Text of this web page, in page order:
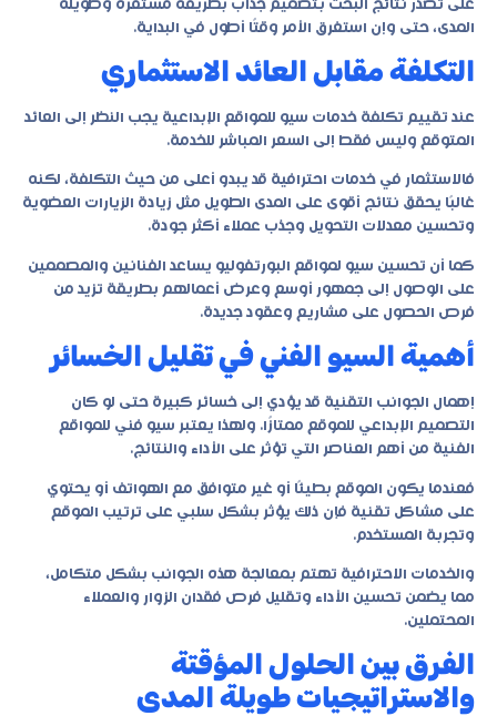
على تصدر نتائج البحث بتصميم جذاب بطريقة مستقرة وطويلة
المدى، حتى وإن استغرق الأمر وقتًا أطول في البداية.
التكلفة مقابل العائد الاستثماري
عند تقييم تكلفة خدمات سيو للمواقع الإبداعية يجب النظر إلى العائد
المتوقع وليس فقط إلى السعر المباشر للخدمة.
فالاستثمار في خدمات احترافية قد يبدو أعلى من حيث التكلفة، لكنه
غالبًا يحقق نتائج أقوى على المدى الطويل مثل زيادة الزيارات العضوية
وتحسين معدلات التحويل وجذب عملاء أكثر جودة.
كما أن تحسين سيو لمواقع البورتفوليو يساعد الفنانين والمصممين
على الوصول إلى جمهور أوسع وعرض أعمالهم بطريقة تزيد من
فرص الحصول على مشاريع وعقود جديدة.
أهمية السيو الفني في تقليل الخسائر
إهمال الجوانب التقنية قد يؤدي إلى خسائر كبيرة حتى لو كان
التصميم الإبداعي للموقع ممتازًا. ولهذا يعتبر سيو فني للمواقع
الفنية من أهم العناصر التي تؤثر على الأداء والنتائج.
فعندما يكون الموقع بطيئًا أو غير متوافق مع الهواتف أو يحتوي
على مشاكل تقنية فإن ذلك يؤثر بشكل سلبي على ترتيب الموقع
وتجربة المستخدم.
والخدمات الاحترافية تهتم بمعالجة هذه الجوانب بشكل متكامل،
مما يضمن تحسين الأداء وتقليل فرص فقدان الزوار والعملاء
المحتملين.
الفرق بين الحلول المؤقتة
والاستراتيجيات طويلة المدى